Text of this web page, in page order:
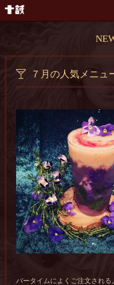
７月の人気メニュ
バータイムによくご注文され